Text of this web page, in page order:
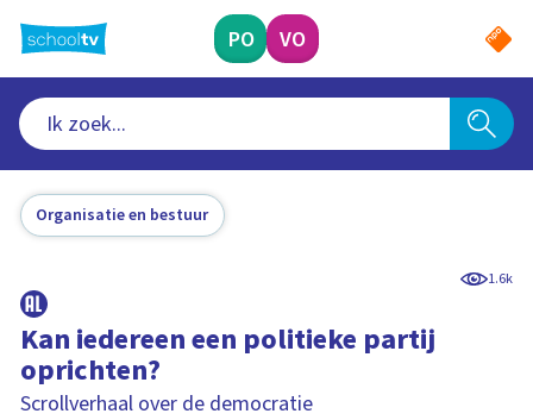
naar
hoofdinhoud
PO VO
Organisatie en bestuur
1.6k
Kan iedereen een politieke partij
oprichten?
Scrollverhaal over de democratie